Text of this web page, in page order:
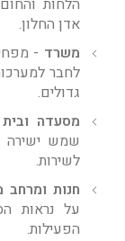
אדן החלון.
משרד -
לחבר
גדולים.
מסעדה
שמש ישירה
לשירות.
חנות ומרחב
על נראות
הפעילות.